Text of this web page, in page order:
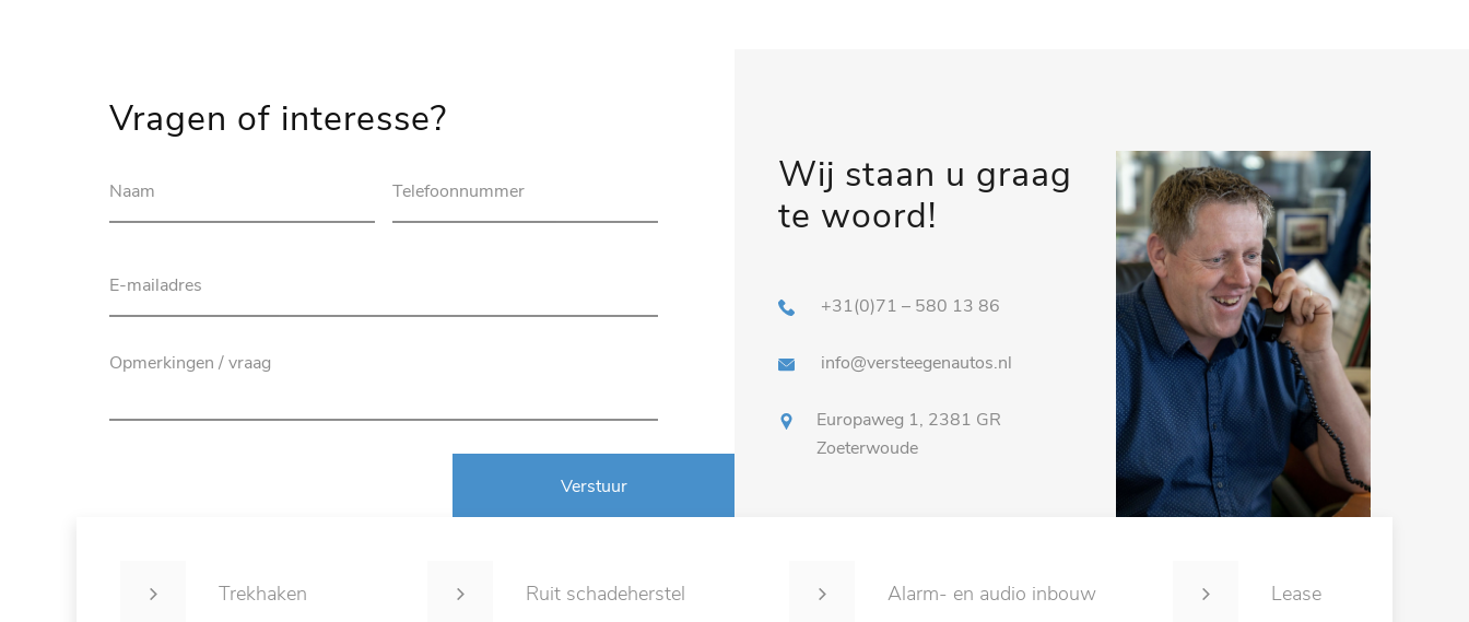
Vragen of interesse?
Verstuur
Wij staan u graag
te woord!
+31(0)71 – 580 13 86
info@versteegenautos.nl
Europaweg 1, 2381 GR
Zoeterwoude
Trekhaken Ruit schadeherstel Alarm- en audio inbouw Lease